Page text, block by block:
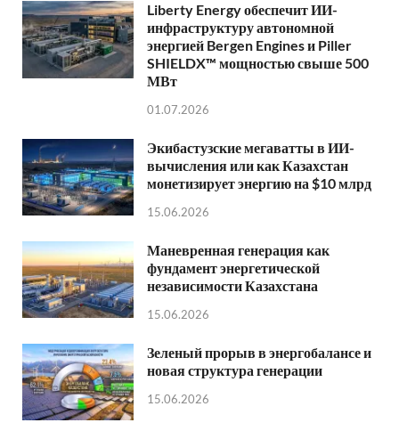
Liberty Energy обеспечит ИИ-
инфраструктуру автономной
энергией Bergen Engines и Piller
SHIELDX™ мощностью свыше 500
МВт
01.07.2026
Экибастузские мегаватты в ИИ-
вычисления или как Казахстан
монетизирует энергию на $10 млрд
15.06.2026
Маневренная генерация как
фундамент энергетической
независимости Казахстана
15.06.2026
Зеленый прорыв в энергобалансе и
новая структура генерации
15.06.2026